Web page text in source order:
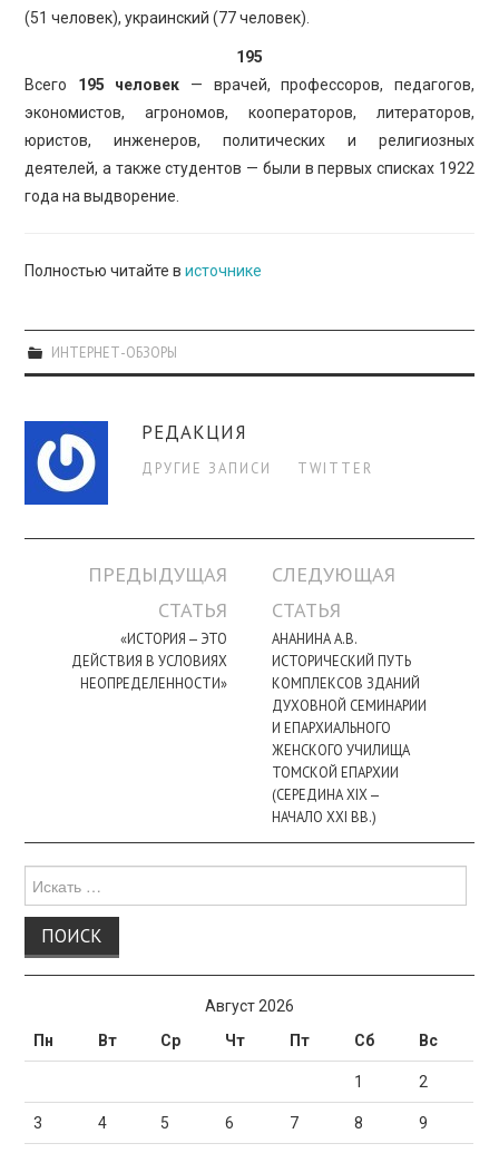
(51 человек), украинский (77 человек).
195
Всего 195 человек — врачей, профессоров, педагогов,
экономистов, агрономов, кооператоров, литераторов,
юристов, инженеров, политических и религиозных
деятелей, а также студентов — были в первых списках 1922
года на выдворение.
Полностью читайте висточнике
ИНТЕРНЕТ-ОБЗОРЫ
РЕДАКЦИЯ
ДРУГИЕ ЗАПИСИ TWITTER
Навигация
ПРЕДЫДУЩАЯ
СТАТЬЯ
«ИСТОРИЯ — ЭТО
ДЕЙСТВИЯ В УСЛОВИЯХ
НЕОПРЕДЕЛЕННОСТИ»
СЛЕДУЮЩАЯ
СТАТЬЯ
АНАНИНА А.В.
ИСТОРИЧЕСКИЙ ПУТЬ
КОМПЛЕКСОВ ЗДАНИЙ
ДУХОВНОЙ СЕМИНАРИИ
И ЕПАРХИАЛЬНОГО
ЖЕНСКОГО УЧИЛИЩА
ТОМСКОЙ ЕПАРХИИ
(СЕРЕДИНА XIX —
НАЧАЛО XXI ВВ.)
для:
Август 2026
Пн
Вт Ср Чт Пт Сб Вс
1 2
3 4 5 6 7 8 9